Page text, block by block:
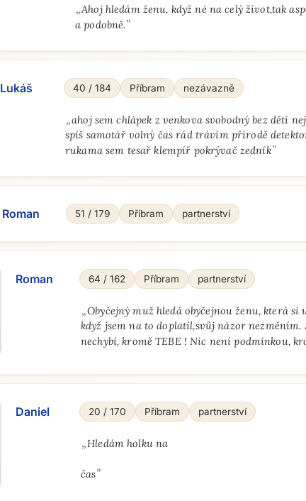
„Ahoj hledám ženu, když né na celý život,tak
a podobně."
Lukáš 40 / 184 Příbram nezávazně
„ahoj sem chlápek z venkova svobodný bez dětí
spíš samotář volný čas rád trávím přírodě
rukama sem tesař klempíř pokrývač zedník"
Roman 51 / 179 Příbram partnerství
Roman 64 / 162 Příbram partnerství
„Obyčejný muž hledá obyčejnou ženu, která
když jsem na to doplatil,svůj názor
nechybí, kromě TEBE ! Nic není podmínkou,
Daniel 20 / 170 Příbram partnerství
„Hledám holku na
čas"